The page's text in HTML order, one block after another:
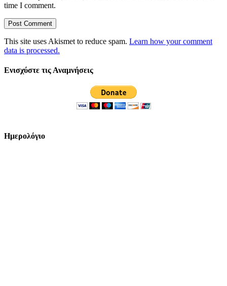
time I comment.
This site uses Akismet to reduce spam. Learn how your comment
data is processed.
Ενισχύστε τις Αναμνήσεις
Ημερολόγιο